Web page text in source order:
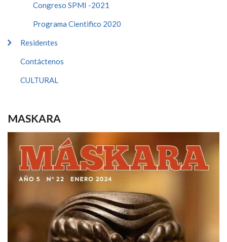
Congreso SPMI -2021
Programa Cientifico 2020
Residentes
Contáctenos
CULTURAL
MASKARA